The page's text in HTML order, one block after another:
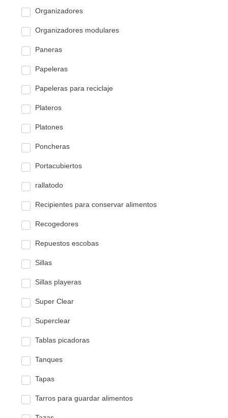
Organizadores
Organizadores modulares
Paneras
Papeleras
Papeleras para reciclaje
Plateros
Platones
Poncheras
Portacubiertos
rallatodo
Recipientes para conservar alimentos
Recogedores
Repuestos escobas
Sillas
Sillas playeras
Super Clear
Superclear
Tablas picadoras
Tanques
Tapas
Tarros para guardar alimentos